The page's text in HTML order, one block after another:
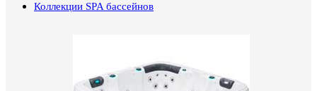
Коллекции SPA бассейнов